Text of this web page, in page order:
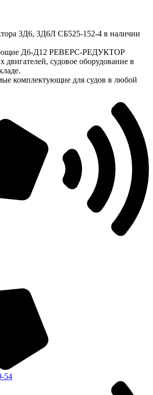
3Д6, 3Д6Л СБ525-152-4 в наличии
Д6-Д12 РЕВЕРС-РЕДУКТОР
двигателей, судовое оборудование в
комплектующие для судов в любой
54